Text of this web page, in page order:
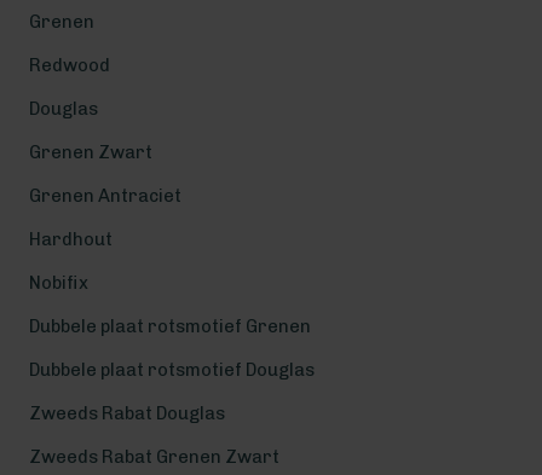
Grenen
Redwood
Douglas
Grenen Zwart
Grenen Antraciet
Hardhout
Nobifix
Dubbele plaat rotsmotief Grenen
Dubbele plaat rotsmotief Douglas
Zweeds Rabat Douglas
Zweeds Rabat Grenen Zwart